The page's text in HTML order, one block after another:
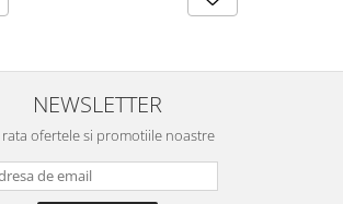
NEWSLETTER
rata ofertele si promotiile noastre